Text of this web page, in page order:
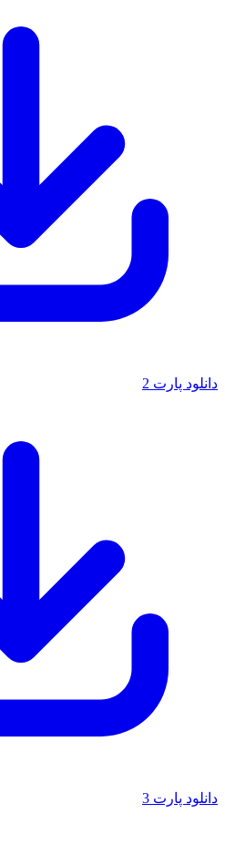
دانلود پارت 2
دانلود پارت 3